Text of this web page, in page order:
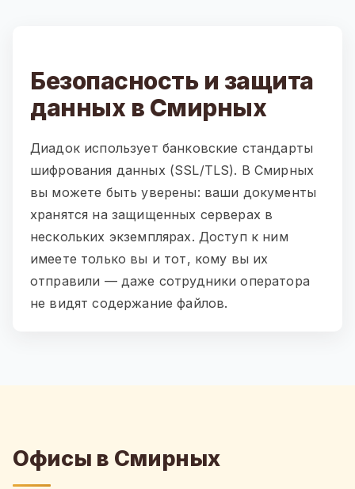
Безопасность и защита
данных в Смирных
Диадок использует банковские стандарты
шифрования данных (SSL/TLS). В Смирных
вы можете быть уверены: ваши документы
хранятся на защищенных серверах в
нескольких экземплярах. Доступ к ним
имеете только вы и тот, кому вы их
отправили — даже сотрудники оператора
не видят содержание файлов.
Офисы в Смирных